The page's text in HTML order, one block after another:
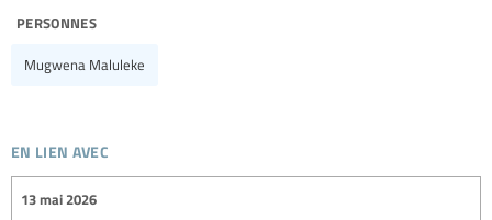
personnes
Mugwena Maluleke
en lien avec
13 mai 2026